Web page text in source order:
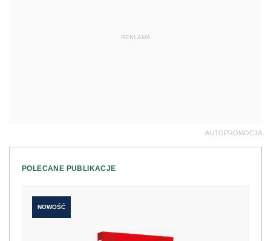
REKLAMA
AUTOPROMOCJA
POLECANE PUBLIKACJE
NOWOŚĆ